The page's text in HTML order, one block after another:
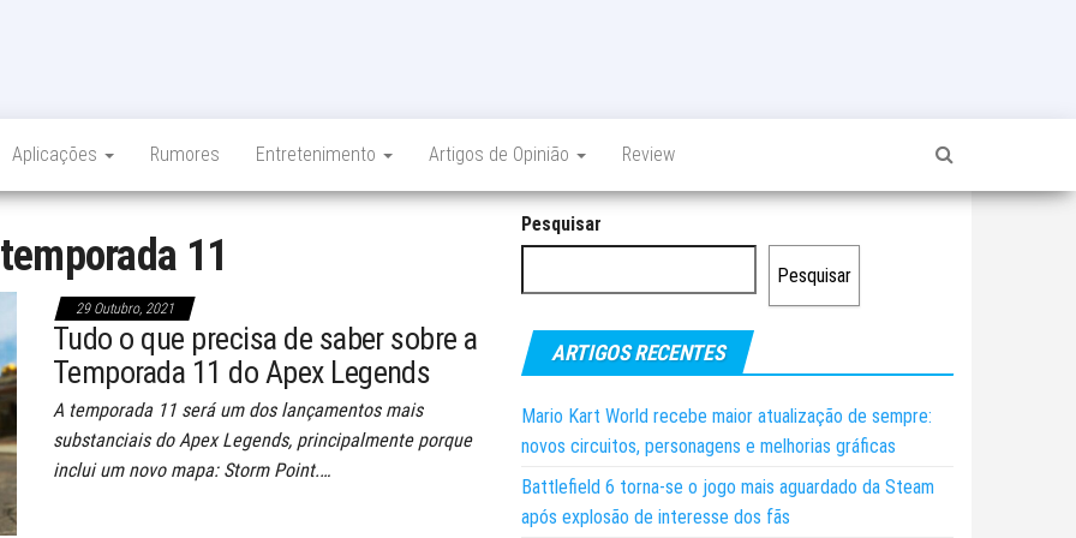
Aplicações Rumores Entretenimento Artigos de Opinião Review
temporada 11
29 Outubro, 2021
Tudo o que precisa de saber sobre a
Temporada 11 do Apex Legends
A temporada 11 será um dos lançamentos mais
substanciais do Apex Legends, principalmente porque
inclui um novo mapa: Storm Point.…
Pesquisar
Pesquisar
ARTIGOS RECENTES
Mario Kart World recebe maior atualização de sempre:
novos circuitos, personagens e melhorias gráficas
Battlefield 6 torna-se o jogo mais aguardado da Steam
após explosão de interesse dos fãs